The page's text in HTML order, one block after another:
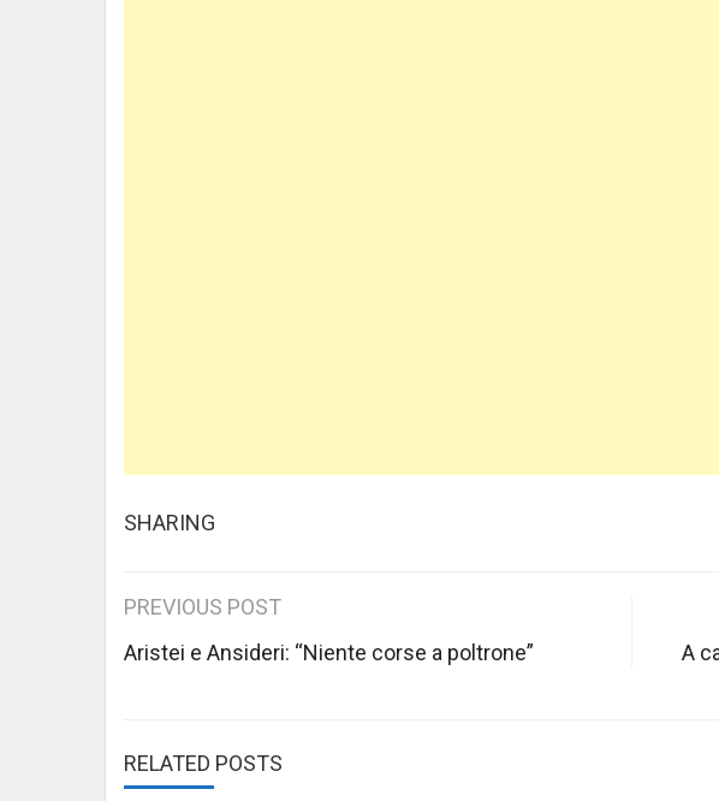
SHARING
Post
navigation
PREVIOUS POST
Aristei e Ansideri: “Niente corse a poltrone”
A
RELATED POSTS